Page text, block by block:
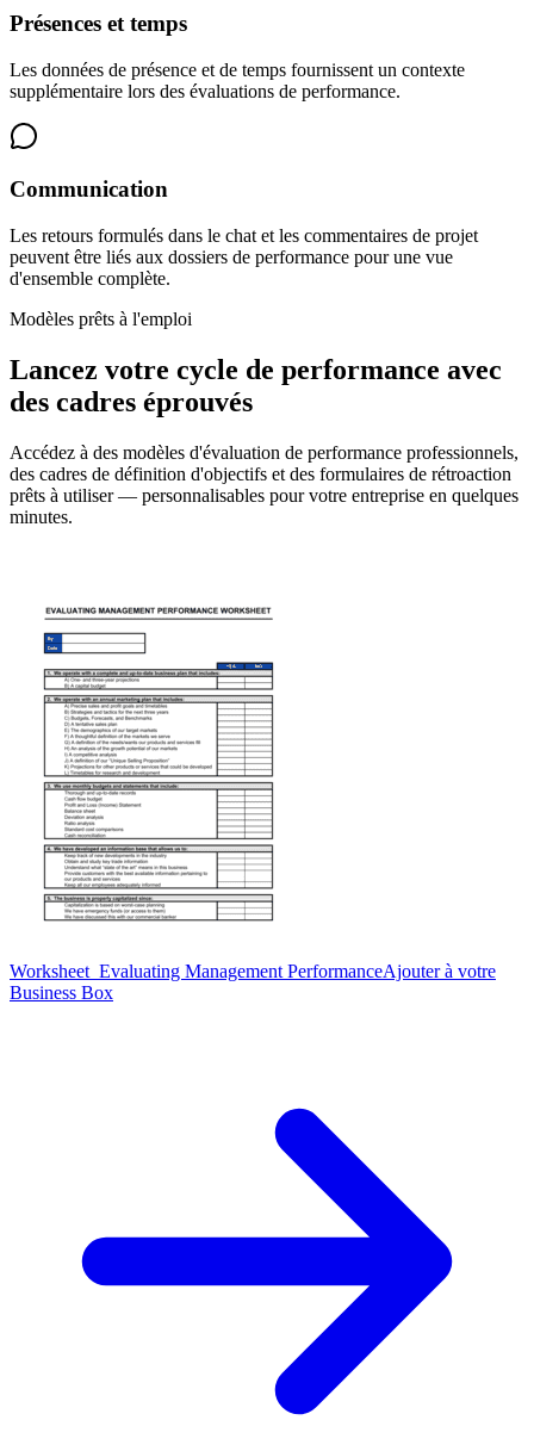
Présences et temps
Les données de présence et de temps fournissent un contexte
supplémentaire lors des évaluations de performance.
Communication
Les retours formulés dans le chat et les commentaires de projet
peuvent être liés aux dossiers de performance pour une vue
d'ensemble complète.
Modèles prêts à l'emploi
Lancez votre cycle de performance avec
des cadres éprouvés
Accédez à des modèles d'évaluation de performance professionnels,
des cadres de définition d'objectifs et des formulaires de rétroaction
prêts à utiliser — personnalisables pour votre entreprise en quelques
minutes.
Worksheet_Evaluating Management PerformanceAjouter à votre
Business Box